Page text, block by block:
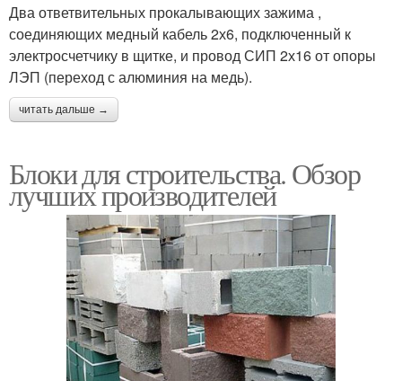
Два ответвительных прокалывающих зажима ,
соединяющих медный кабель 2х6, подключенный к
электросчетчику в щитке, и провод СИП 2х16 от опоры
ЛЭП (переход с алюминия на медь).
читать дальше →
Блоки для строительства. Обзор
лучших производителей